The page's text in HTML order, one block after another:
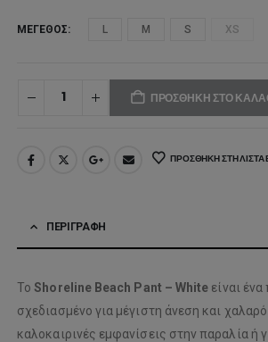
ΜΈΓΕΘΟΣ L M S XS
ΠΡΟΣΘΉΚΗ ΣΤΟ
ΠΡΟΣΘΉΚΗ ΣΤΗ ΛΊΣΤΑ
ΠΕΡΙΓΡΑΦΉ
ΤοShoreline Beach Pant – White είναι ένα
σχεδιασμένο για μέγιστη άνεση και χαλαρό
καλοκαιρινές εμφανίσεις στην παραλία ή